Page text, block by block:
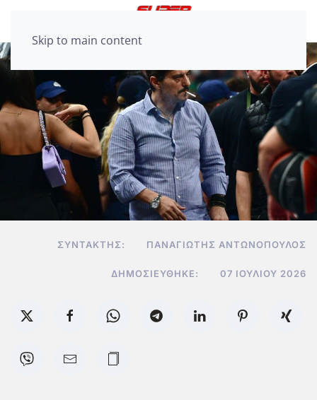
Skip to main content
ΣΥΝΤΆΚΤΗΣ: ΠΑΝΑΓΙΏΤΗΣ ΑΝΤΩΝΌΠΟΥΛΟΣ
ΔΗΜΟΣΙΕΎΘΗΚΕ: 07 ΙΟΥΛΊΟΥ 2026